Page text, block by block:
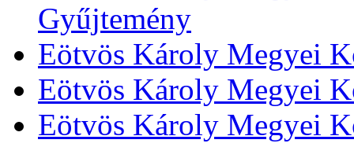
Gyűjtemény
Eötvös Károly Megyei
Eötvös Károly Megyei
Eötvös Károly Megyei